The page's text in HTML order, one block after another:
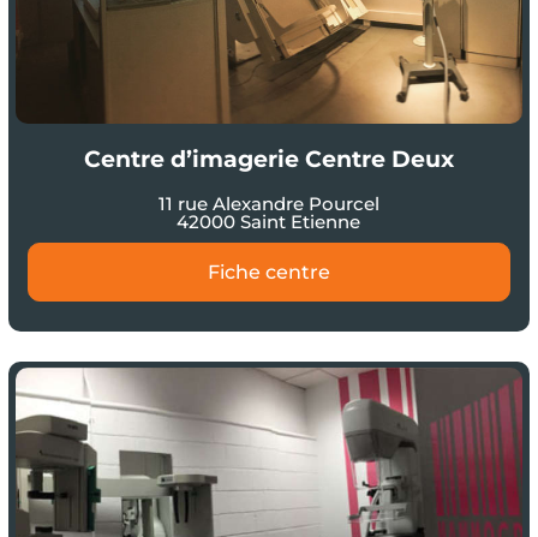
Centre d’imagerie Centre Deux
11 rue Alexandre Pourcel
42000 Saint Etienne
Fiche centre